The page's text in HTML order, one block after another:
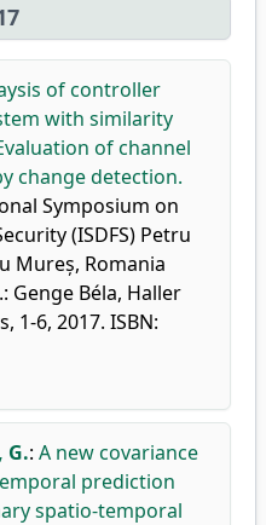
of controller
with similarity
of channel
change detection.
Symposium on
(ISDFS) Petru
Mureș, Romania
Genge Béla, Haller
1-6, 2017. ISBN:
G.: A new covariance
prediction
spatio-temporal